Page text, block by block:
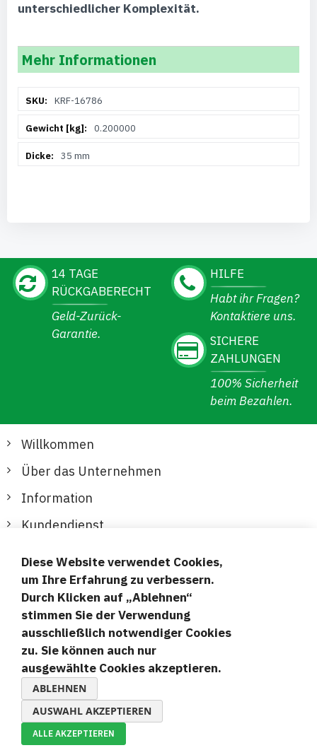
unterschiedlicher Komplexität.
Mehr Informationen
InformationenKRF-16786
0.200000
35 mm
14 TAGE
RÜCKGABERECHT
Geld-Zurück-
Garantie.
HILFE
Habt ihr Fragen?
Kontaktiere uns.
SICHERE
ZAHLUNGEN
100% Sicherheit
beim Bezahlen.
Willkommen
Über das Unternehmen
Information
Kundendienst
Sichere und bequeme Zahlungen
© 2019-2026 Megamix s.r.o.
Diese Website verwendet Cookies,
um Ihre Erfahrung zu verbessern.
Durch Klicken auf „Ablehnen“
stimmen Sie der Verwendung
ausschließlich notwendiger Cookies
zu. Sie können auch nur
ausgewählte Cookies akzeptieren.
ABLEHNEN
AUSWAHL AKZEPTIEREN
ALLE AKZEPTIEREN